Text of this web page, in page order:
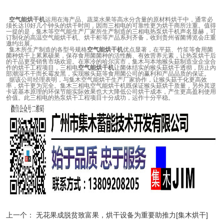
空气能烘干机运用在海产品、蔬菜水果等高水分含量的原材料烘干中，通常必
须长达10好几个钟头的烘干时间，因而三相电的可靠性更为烘干商所注重。值得
一提的是，集木等空气能生产厂家所生产制造的三相电热泵烘干机声名显赫，可
订制化的高温空气能烘干机、烘干柜等产品系列齐备，收到贵州省菌博览会庄重
邀约出展。
集木所生产制造的各型号规格空气能烘干机优点显著，在平菇、竹笙等食用菌
菌种烘干上累累硕果，保存食用菌菌种的活性酶、有效营养元素，让热泵烘干后
的干品更受销售市场欢迎。在寒冷的哈尔滨市，集木与本地猴头菇制造业企业合
作的烘干工程项目，三相电空气能烘干机让菌体结实的猴头菇烘干透彻，防止內
部潮湿不干而长霉发黑，实现猴头菇等食用菌公司的赢利和产品品质的保证。
据该公司经理表明，与集木空气能烘干生产厂家协作，让猴头菇干化更高效
率，烘干更为完全。集木三相电空气能烘干机既保证猴头菇烘干质量，另外其逆
卡诺基本原理的环保节能实际效果也大大降低公司烘干成本，产生更高盈利使用
价值。此三相电的热泵烘干工程项目十分成功，运作十分平稳。
上一个： 无花果成脱贫致富果，烘干设备为重要助推力[集木烘干]